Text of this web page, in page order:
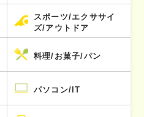
スポーツ/エクササイ
ズ/アウトドア
料理/お菓子/パン
パソコン/IT